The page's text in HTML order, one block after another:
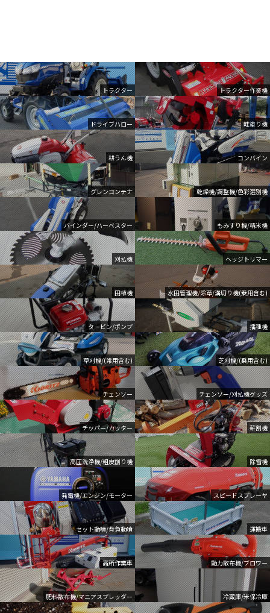
トラクター トラクター作業機
ドライブハロー 畦塗り機
耕うん機 コンバイン
グレンコンテナ 乾燥機/調整機/色彩選別機
バインダー/ハーベスター もみすり機/精米機
刈払機 ヘッジトリマー
田植機 水田管理機/除草/溝切り機(乗用含む)
タービン/ポンプ 播種機
草刈機/(常用含む) 芝刈機/(乗用含む)
チェンソー チェンソー/刈払機グッズ
チッパー/カッター 薪割機
高圧洗浄機/粗皮削り機 除雪機
発電機/エンジン/モーター スピードスプレーヤ
セット動噴/背負動噴 運搬車
高所作業車 動力散布機/ブロワー
肥料散布機/マニアスプレッダー 冷蔵庫/米保冷庫